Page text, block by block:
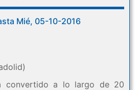
Mié, 05-10-2016
convertido a lo largo de 20